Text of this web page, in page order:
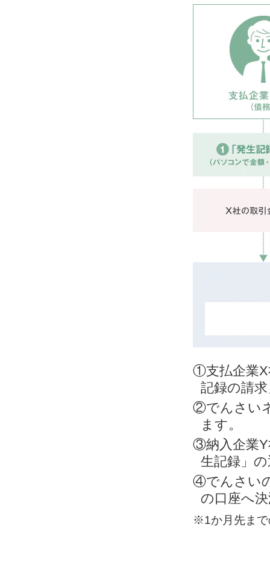
①支払企業X
記録の請
②でんさい
ます。
③納入企業Y
生記録」
④でんさい
の口座へ
※1か月先まで